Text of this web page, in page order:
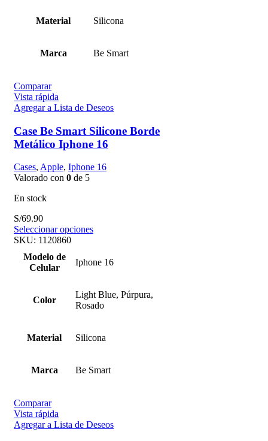
Material Silicona
Marca Be Smart
Comparar
Vista rápida
Agregar a Lista de Deseos
Case Be Smart Silicone Borde
Metálico Iphone 16
Cases, Apple, Iphone 16
Valorado con 0 de 5
En stock
S/69.90
Seleccionar opciones
SKU: 1120860
Modelo de
Celular
Iphone 16
Color
Light Blue, Púrpura,
Rosado
Material Silicona
Marca Be Smart
Comparar
Vista rápida
Agregar a Lista de Deseos